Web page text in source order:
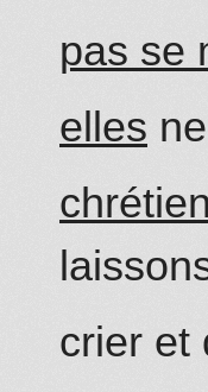
pas se
elles
crier et